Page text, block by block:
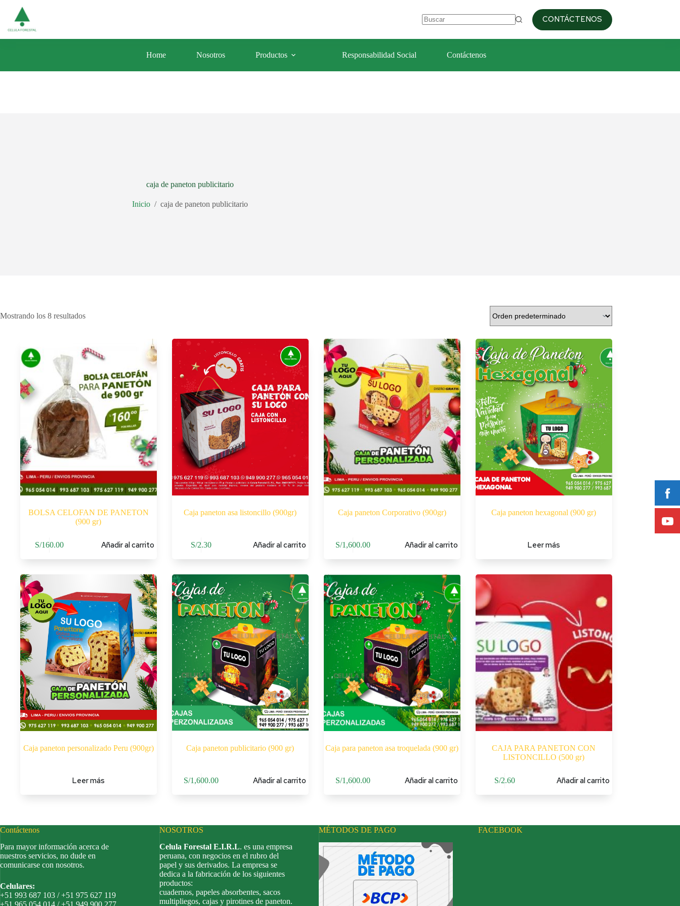
contenido
celulaforestal@celulaforestal.com 09:00am / 6:00pm
+51 993 687 103
resultados
CONTÁCTENOS
Home Nosotros Productos Responsabilidad Social Contáctenos
caja de paneton publicitario
Inicio / caja de paneton publicitario
Mostrando los 8 resultados
BOLSA CELOFAN DE PANETON
(900 gr)
S/160.00 Añadir al carrito
Caja paneton asa listoncillo (900gr)
S/2.30 Añadir al carrito
Caja paneton Corporativo (900gr)
S/1,600.00 Añadir al carrito
Caja paneton hexagonal (900 gr)
Leer más
Caja paneton personalizado Peru (900gr)
Leer más
Caja paneton publicitario (900 gr)
S/1,600.00 Añadir al carrito
Caja para paneton asa troquelada (900 gr)
S/1,600.00 Añadir al carrito
CAJA PARA PANETON CON
LISTONCILLO (500 gr)
S/2.60 Añadir al carrito
Contáctenos
Para mayor información acerca de
nuestros servicios, no dude en
comunicarse con nosotros.
Celulares:
+51 993 687 103 / +51 975 627 119
+51 965 054 014 / +51 949 900 277
NOSOTROS
Celula Forestal E.I.R.L. es una empresa
peruana, con negocios en el rubro del
papel y sus derivados. La empresa se
dedica a la fabricación de los siguientes
productos:
cuadernos, papeles absorbentes, sacos
multipliegos, cajas y pirotines de paneton.
MÉTODOS DE PAGO FACEBOOK